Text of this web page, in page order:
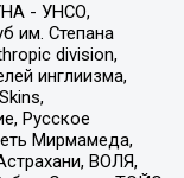
- УНСО,
им. Степана
division,
инглиизма,
Русское
Мирмамеда,
ВОЛЯ,